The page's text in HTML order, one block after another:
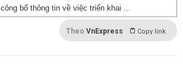
công bố thông tin về việc triển khai ...
Theo VnExpress Copy link